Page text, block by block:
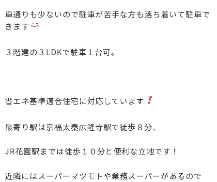
車通りも少ないので駐車が苦手な方も落ち着いて駐車で
きます
３階建の３LDKで駐車１台可。
省エネ基準適合住宅に対応しています
最寄り駅は京福太秦広隆寺駅で徒歩８分、
JR花園駅までは徒歩１０分と便利な立地です！
近隣にはスーパーマツモトや業務スーパーがあるので